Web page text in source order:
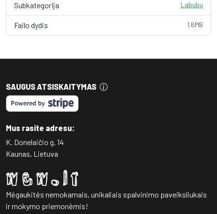
Subkategorija Labubu
Failo dydis 1.6MB
SAUGUS ATSISKAITYMAS
Mus rasite adresu:
K. Donelaičio g. 14
Kaunas, Lietuva
Mėgaukitės nemokamais, unikaliais spalvinimo paveiksliukais
ir mokymo priemonėmis!